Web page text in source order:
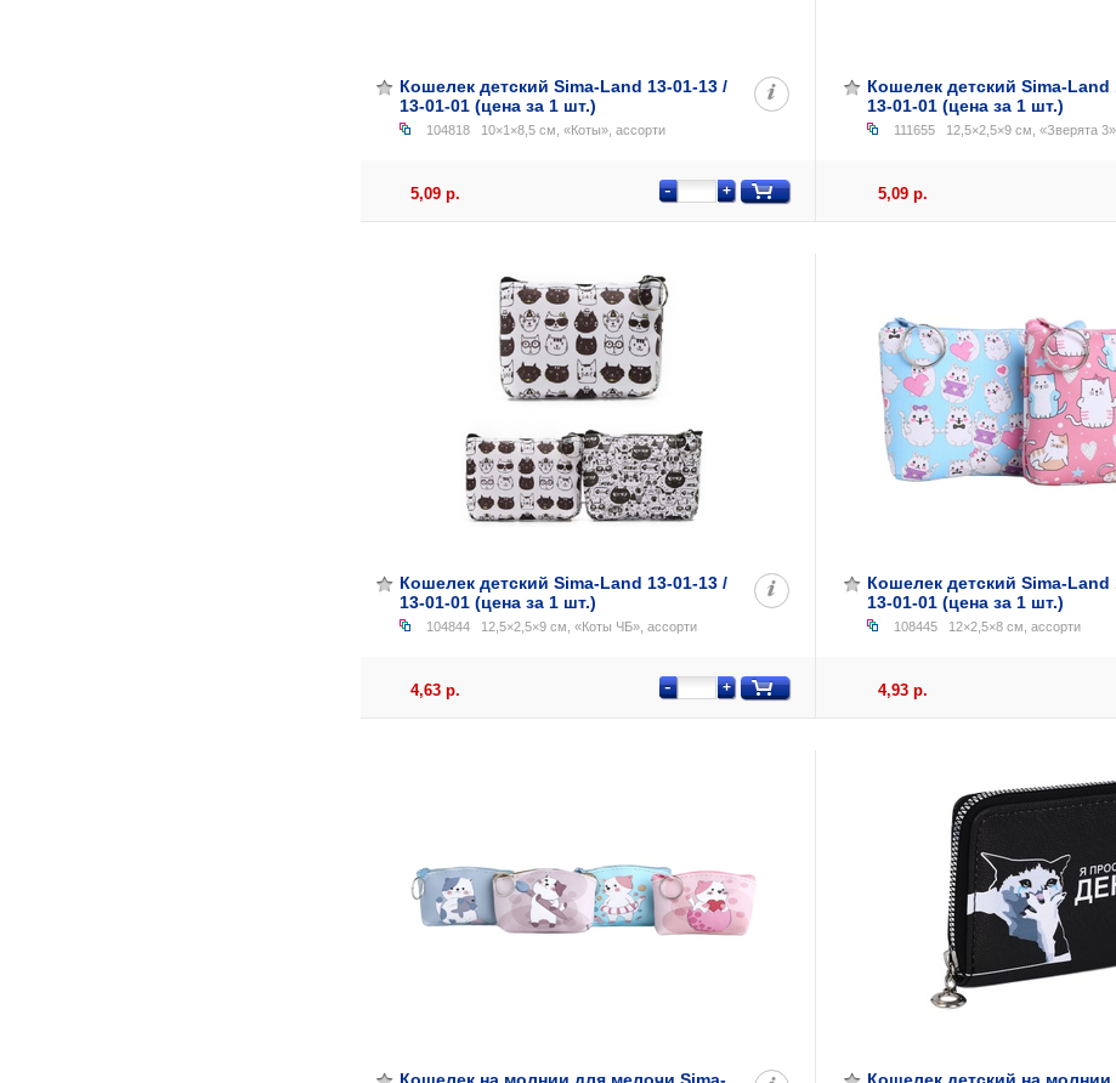
Кошелек детский Sima-Land 13-01-13 /
13-01-01 (цена за 1 шт.)
104818 10×1×8,5 см, «Коты», ассорти
Кошелек детский Sima-Land
13-01-01 (цена за 1 шт.)
111655 12,5×2,5×9 см, «Зверята
- +
5,09 р. 5,09 р.
Кошелек детский Sima-Land 13-01-13 /
13-01-01 (цена за 1 шт.)
104844 12,5×2,5×9 см, «Коты ЧБ», ассорти
Кошелек детский Sima-Land
13-01-01 (цена за 1 шт.)
108445 12×2,5×8 см, ассорти
- +
4,63 р. 4,93 р.